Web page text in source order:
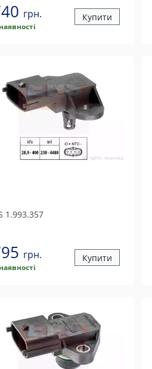
грн. Купити
1.993.357
грн. Купити